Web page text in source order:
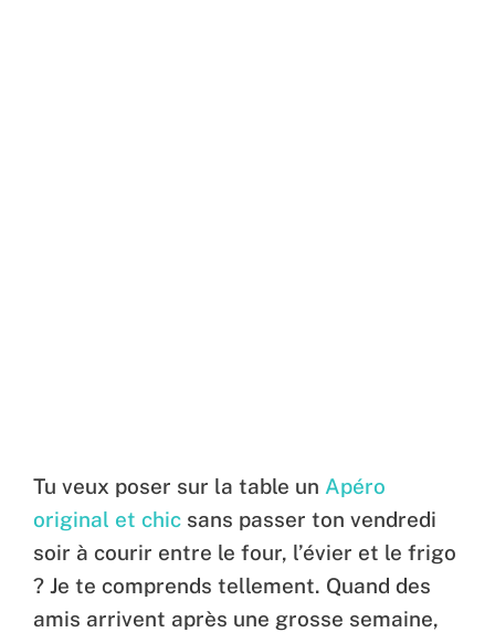
Tu veux poser sur la table un Apéro
original et chic sans passer ton vendredi
soir à courir entre le four, l’évier et le frigo
? Je te comprends tellement. Quand des
amis arrivent après une grosse semaine,